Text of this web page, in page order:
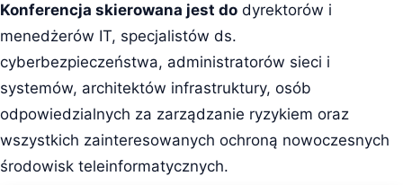
Konferencja skierowana jest do dyrektorów i
menedżerów IT, specjalistów ds.
cyberbezpieczeństwa, administratorów sieci i
systemów, architektów infrastruktury, osób
odpowiedzialnych za zarządzanie ryzykiem oraz
wszystkich zainteresowanych ochroną nowoczesnych
środowisk teleinformatycznych.